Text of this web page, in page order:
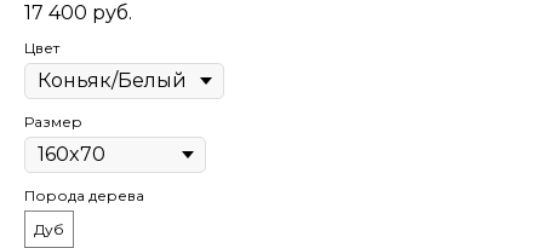
17 400 руб.
Цвет
Размер
Порода дерева
Дуб